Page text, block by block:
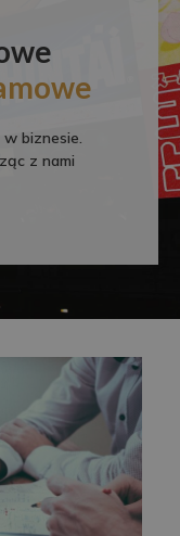
biznesie.
z nami